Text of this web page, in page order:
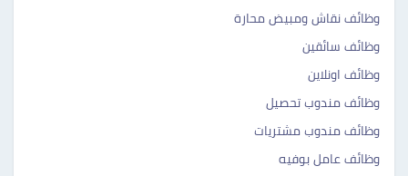
وظائف نقاش ومبيض محارة
وظائف سائقين
وظائف اونلاين
وظائف مندوب تحصيل
وظائف مندوب مشتريات
وظائف عامل بوفيه